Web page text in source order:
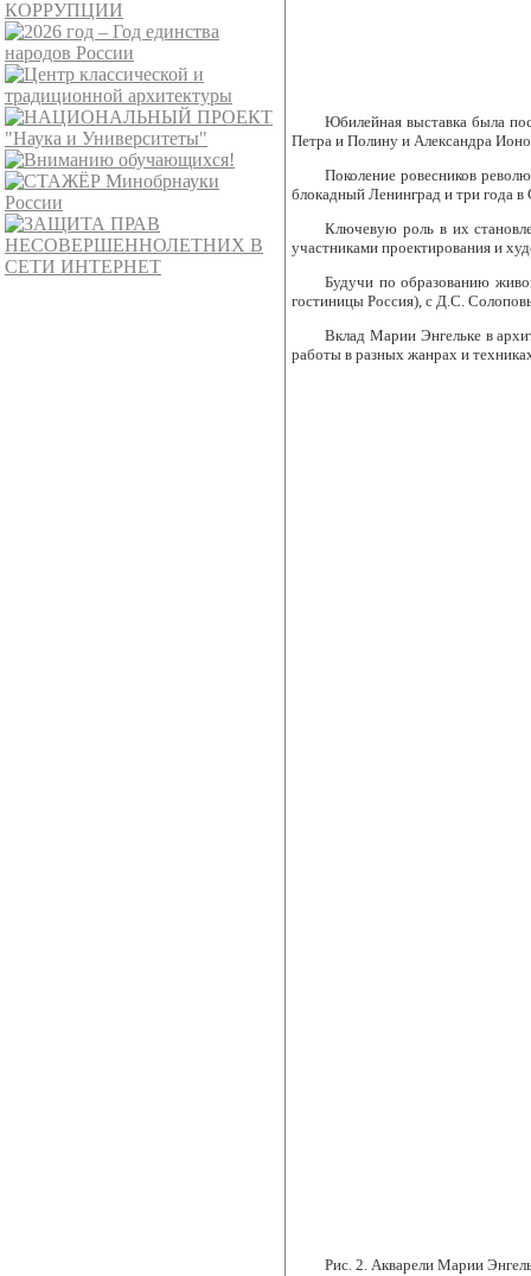
Юбилейная выставка была
Петра и Полину и Александра
Поколение ровесников
блокадный Ленинград и три года
Ключевую роль в их
участниками проектирования и
Будучи по образованию
гостиницы Россия), с Д.С.
Вклад Марии Энгельке в
работы в разных жанрах и
Рис. 2. Акварели Марии